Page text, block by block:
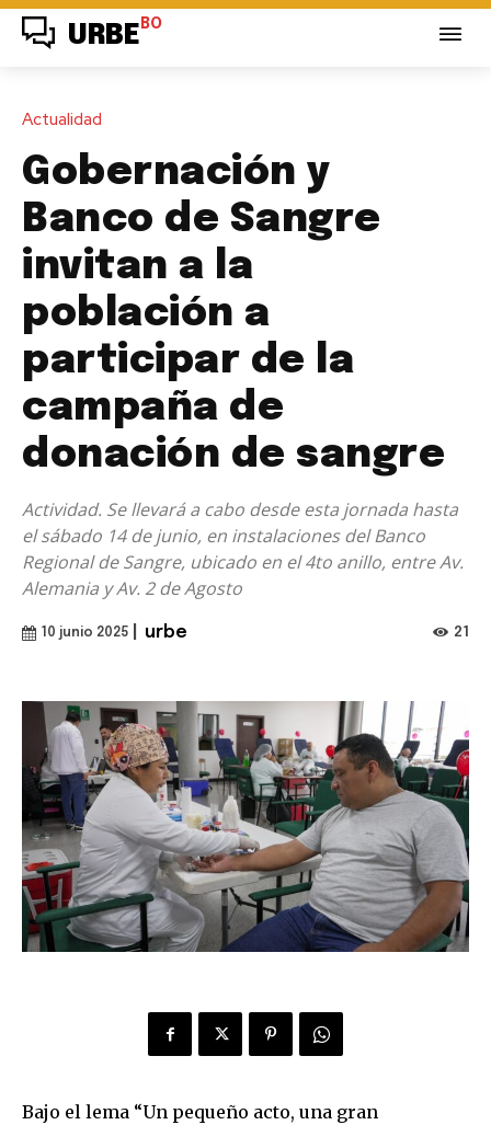
URBE BO
Actualidad
Gobernación y
Banco de Sangre
invitan a la
población a
participar de la
campaña de
donación de sangre
Actividad. Se llevará a cabo desde esta jornada hasta
el sábado 14 de junio, en instalaciones del Banco
Regional de Sangre, ubicado en el 4to anillo, entre Av.
Alemania y Av. 2 de Agosto
10 junio 2025 urbe 21
Bajo el lema “Un pequeño acto, una gran